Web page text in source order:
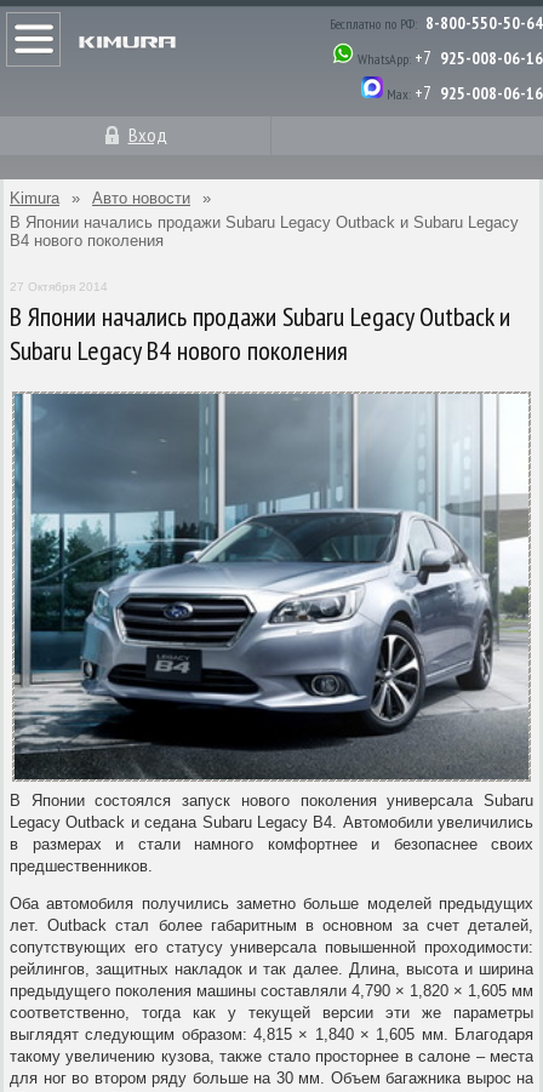
Бесплатно по РФ: 8-800-550-50-64
WhatsApp: +7 925-008-06-16
Max: +7 925-008-06-16
Вход
Kimura » Авто новости
»
В Японии начались продажи Subaru Legacy Outback и Subaru Legacy
B4 нового поколения
27 Октября 2014
В Японии начались продажи Subaru Legacy Outback и
Subaru Legacy B4 нового поколения
В Японии состоялся запуск нового поколения универсала Subaru
Legacy Outback и седана Subaru Legacy B4. Автомобили увеличились
в размерах и стали намного комфортнее и безопаснее своих
предшественников.
Оба автомобиля получились заметно больше моделей предыдущих
лет. Outback стал более габаритным в основном за счет деталей,
сопутствующих его статусу универсала повышенной проходимости:
рейлингов, защитных накладок и так далее. Длина, высота и ширина
предыдущего поколения машины составляли 4,790 × 1,820 × 1,605 мм
соответственно, тогда как у текущей версии эти же параметры
выглядят следующим образом: 4,815 × 1,840 × 1,605 мм. Благодаря
такому увеличению кузова, также стало просторнее в салоне – места
для ног во втором ряду больше на 30 мм. Объем багажника вырос на